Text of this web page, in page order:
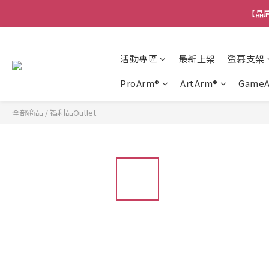
【
活動專區 最新上架
螢幕支架
ProArm®
ArtArm®
全部商品 /福利品Outlet